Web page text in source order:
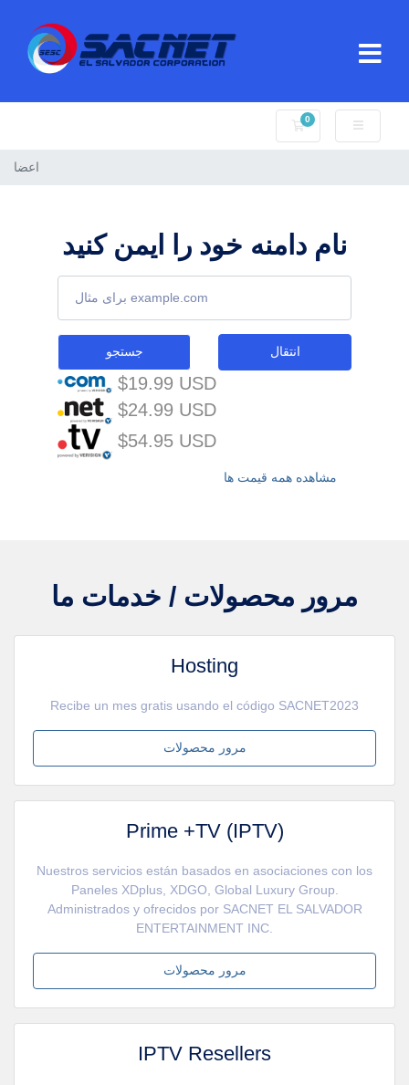
0
کارت خرید
اعضا
نام دامنه خود را ایمن کنید
جستجو انتقال
$19.99 USD
$24.99 USD
$54.95 USD
مشاهده همه قیمت ها
مرور محصولات / خدمات ما
Hosting
Recibe un mes gratis usando el código SACNET2023
مرور محصولات
Prime +TV (IPTV)
Nuestros servicios están basados en asociaciones con los
Paneles XDplus, XDGO, Global Luxury Group.
Administrados y ofrecidos por SACNET EL SALVADOR
ENTERTAINMENT INC.
مرور محصولات
IPTV Resellers